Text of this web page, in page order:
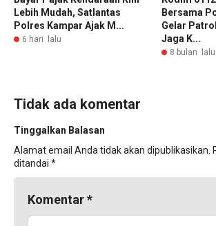
Lebih Mudah, Satlantas
Polres Kampar Ajak M...
6 hari lalu
Bersama
Gelar
Jaga K...
8 bulan lalu
Tidak ada komentar
Tinggalkan Balasan
Alamat email Anda tidak akan dipublikasikan.
ditandai *
Komentar*